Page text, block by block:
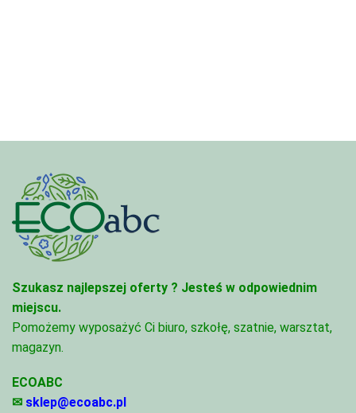
Szukasz najlepszej oferty ? Jesteś w odpowiednim
miejscu.
Pomożemy wyposażyć Ci biuro, szkołę, szatnie, warsztat,
magazyn.
ECOABC
✉ sklep@ecoabc.pl